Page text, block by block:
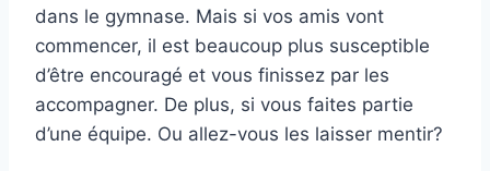
dans le gymnase. Mais si vos amis vont
commencer, il est beaucoup plus susceptible
d’être encouragé et vous finissez par les
accompagner. De plus, si vous faites partie
d’une équipe. Ou allez-vous les laisser mentir?